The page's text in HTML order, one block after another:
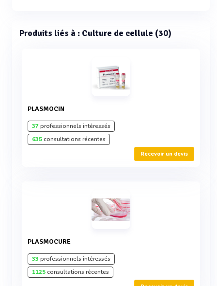
Produits liés à : Culture de cellule (30)
PLASMOCIN
37professionnels intéressés
635consultations récentes
Recevoir un devis
PLASMOCURE
33 professionnels intéressés
1125consultations récentes